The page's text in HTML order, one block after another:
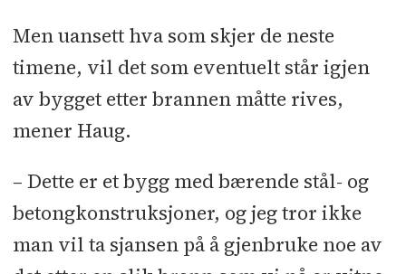
Men uansett hva som skjer de neste
timene, vil det som eventuelt står igjen
av bygget etter brannen måtte rives,
mener Haug.
– Dette er et bygg med bærende stål- og
betongkonstruksjoner, og jeg tror ikke
man vil ta sjansen på å gjenbruke noe av